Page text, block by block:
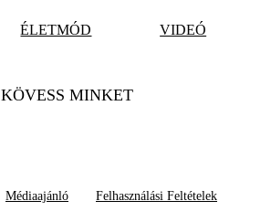
ÉLETMÓD VIDEÓ
KÖVESS MINKET
Médiaajánló Felhasználási Feltételek